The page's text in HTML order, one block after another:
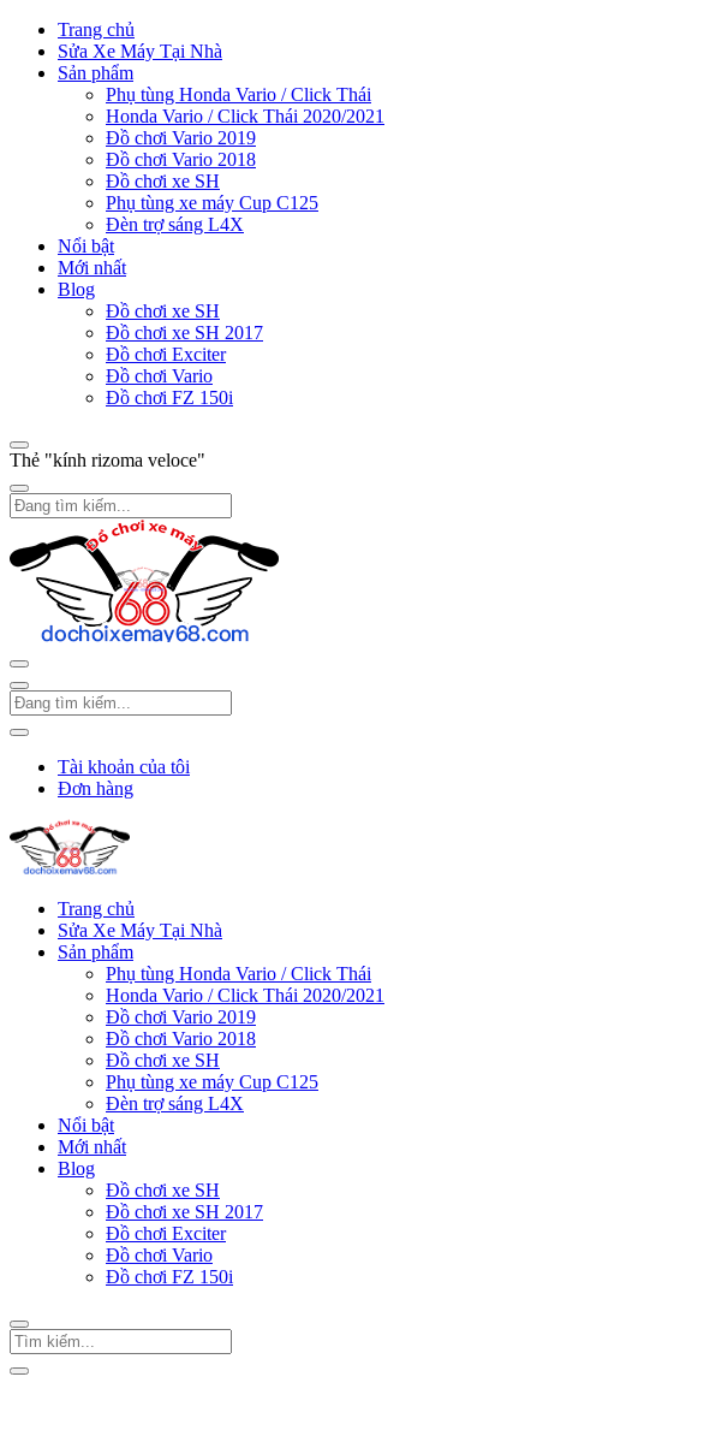
Trang chủ
Sửa Xe Máy Tại Nhà
Sản phẩm
Phụ tùng Honda Vario / Click Thái
Honda Vario / Click Thái 2020/2021
Đồ chơi Vario 2019
Đồ chơi Vario 2018
Đồ chơi xe SH
Phụ tùng xe máy Cup C125
Đèn trợ sáng L4X
Nổi bật
Mới nhất
Blog
Đồ chơi xe SH
Đồ chơi xe SH 2017
Đồ chơi Exciter
Đồ chơi Vario
Đồ chơi FZ 150i
Thẻ "kính rizoma veloce"
Tài khoản của tôi
Đơn hàng
Trang chủ
Sửa Xe Máy Tại Nhà
Sản phẩm
Phụ tùng Honda Vario / Click Thái
Honda Vario / Click Thái 2020/2021
Đồ chơi Vario 2019
Đồ chơi Vario 2018
Đồ chơi xe SH
Phụ tùng xe máy Cup C125
Đèn trợ sáng L4X
Nổi bật
Mới nhất
Blog
Đồ chơi xe SH
Đồ chơi xe SH 2017
Đồ chơi Exciter
Đồ chơi Vario
Đồ chơi FZ 150i